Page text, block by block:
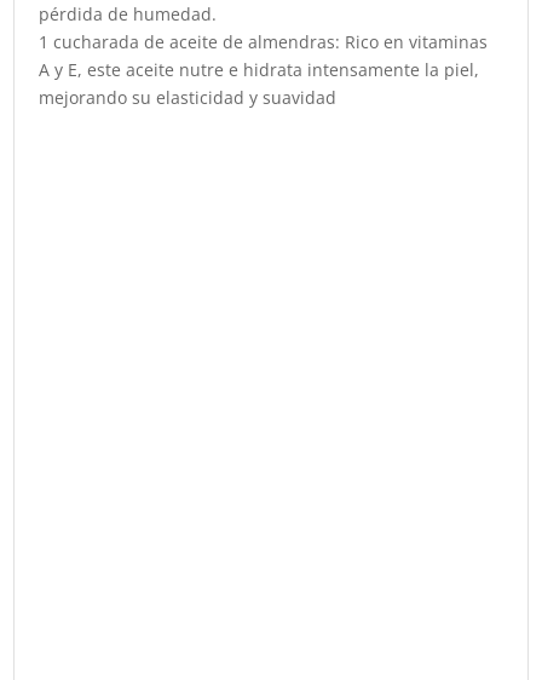
pérdida de humedad.
1 cucharada de aceite de almendras: Rico en vitaminas
A y E, este aceite nutre e hidrata intensamente la piel,
mejorando su elasticidad y suavidad